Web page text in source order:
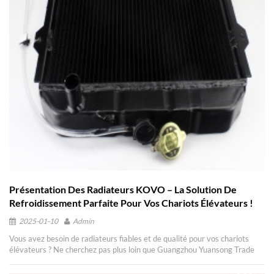
inconvénient causé et apprécions votre compréhension et votre
coopération. Si vous avez des questions ou des demandes de
renseignements urgentes, nous vous encourageons à nous contacter
avant le 20 janvier, car notre équipe fonctionnera avec une disponibilité
limitée pendant les vacances. Nous apprécions sincèrement votre soutien
et votre coopération continus tout au long de l’année. Au nom de
Guangzhou Yuansong Trading Co., Ltd., nous souhaitons vous souhaiter,
ainsi qu'à vos proches, nos vœux les plus chaleureux pour un Nouvel An
chinois joyeux et prospère. Merci de votre attention et nous sommes
impatients de vous servir à nouveau après les vacances. Cordialement,
Yuki Guangzhou Yuansong Trading Co., Ltd.
Présentation Des Radiateurs KOVO – La Solution De
Refroidissement Parfaite Pour Vos Chariots Élévateurs !
2025-01-10 Admin
Vous avez besoin de radiateurs fiables et de qualité pour vos chariots
élévateurs ? Ne cherchez pas plus loin que Guangzhou Yuansong Trade